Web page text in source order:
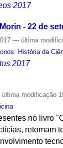
2017
- 22 de
— última
História da
2017
última modificação
no livro
retomam